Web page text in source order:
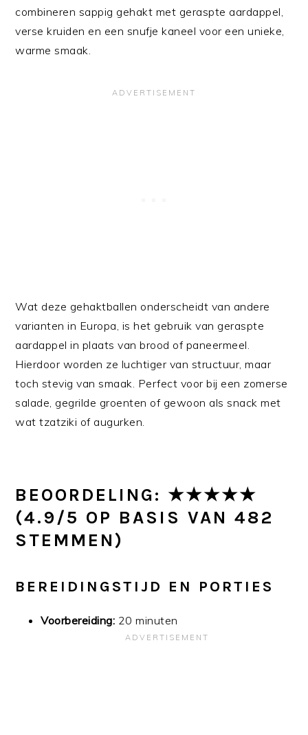
combineren sappig gehakt met geraspte aardappel,
verse kruiden en een snufje kaneel voor een unieke,
warme smaak.
Wat deze gehaktballen onderscheidt van andere
varianten in Europa, is het gebruik van geraspte
aardappel in plaats van brood of paneermeel.
Hierdoor worden ze luchtiger van structuur, maar
toch stevig van smaak. Perfect voor bij een zomerse
salade, gegrilde groenten of gewoon als snack met
wat tzatziki of augurken.
BEOORDELING: ★★★★★
(4.9/5 OP BASIS VAN 482
STEMMEN)
BEREIDINGSTIJD EN PORTIES
Voorbereiding: 20 minuten